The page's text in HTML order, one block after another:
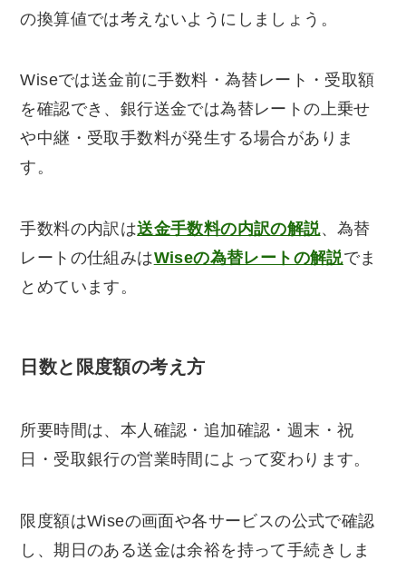
の換算値では考えないようにしましょう。
Wiseでは送金前に手数料・為替レート・受取額
を確認でき、銀行送金では為替レートの上乗せ
や中継・受取手数料が発生する場合がありま
す。
手数料の内訳は送金手数料の内訳の解説、為替
レートの仕組みはWiseの為替レートの解説でま
とめています。
日数と限度額の考え方
所要時間は、本人確認・追加確認・週末・祝
日・受取銀行の営業時間によって変わります。
限度額はWiseの画面や各サービスの公式で確認
し、期日のある送金は余裕を持って手続きしま